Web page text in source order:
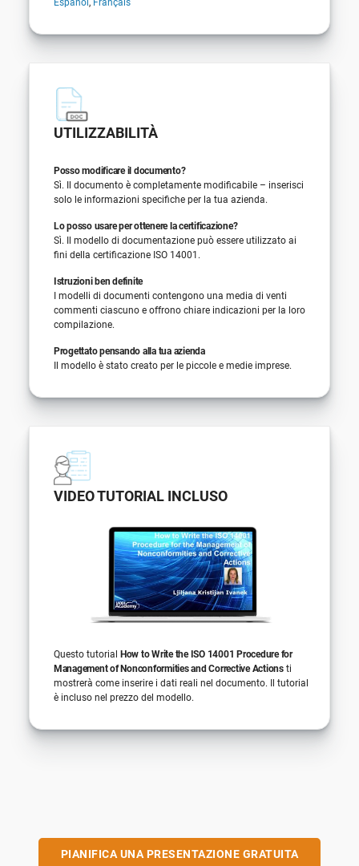
UTILIZZABILITÀ
Posso modificare il documento?
Sì. Il documento è completamente modificabile – inserisci
solo le informazioni specifiche per la tua azienda.
Lo posso usare per ottenere la certificazione?
Sì. Il modello di documentazione può essere utilizzato ai
fini della certificazione ISO 14001.
Istruzioni ben definite
I modelli di documenti contengono una media di venti
commenti ciascuno e offrono chiare indicazioni per la loro
compilazione.
Progettato pensando alla tua azienda
Il modello è stato creato per le piccole e medie imprese.
VIDEO TUTORIAL INCLUSO
Questo tutorial How to Write the ISO 14001 Procedure for
Management of Nonconformities and Corrective Actionsti
mostrerà come inserire i dati reali nel documento. Il tutorial
è incluso nel prezzo del modello.
PIANIFICA UNA PRESENTAZIONE GRATUITA